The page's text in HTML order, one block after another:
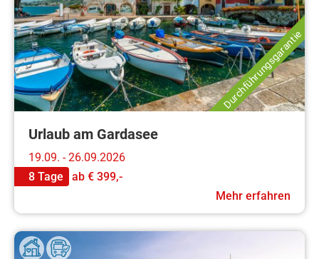
Durchführungsgarantie
Urlaub am Gardasee
19.09. - 26.09.2026
8 Tage
ab € 399,-
Mehr erfahren